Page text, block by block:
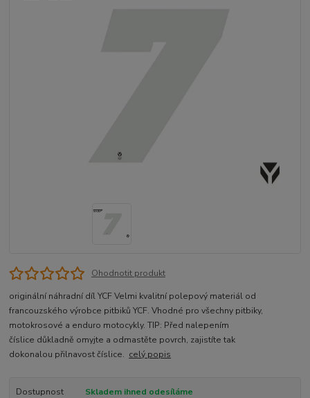
Ohodnotit produkt
originální náhradní díl YCF Velmi kvalitní polepový materiál od
francouzského výrobce pitbiků YCF. Vhodné pro všechny pitbiky,
motokrosové a enduro motocykly. TIP: Před nalepením
číslice důkladně omyjte a odmastěte povrch, zajistíte tak
dokonalou přilnavost číslice. celý popis
Dostupnost Skladem ihned odesíláme